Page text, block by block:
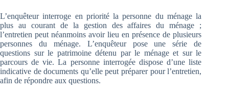
L’enquêteur interroge en priorité la personne du ménage la
plus au courant de la gestion des affaires du ménage ;
l’entretien peut néanmoins avoir lieu en présence de plusieurs
personnes du ménage. L’enquêteur pose une série de
questions sur le patrimoine détenu par le ménage et sur le
parcours de vie. La personne interrogée dispose d’une liste
indicative de documents qu’elle peut préparer pour l’entretien,
afin de répondre aux questions.